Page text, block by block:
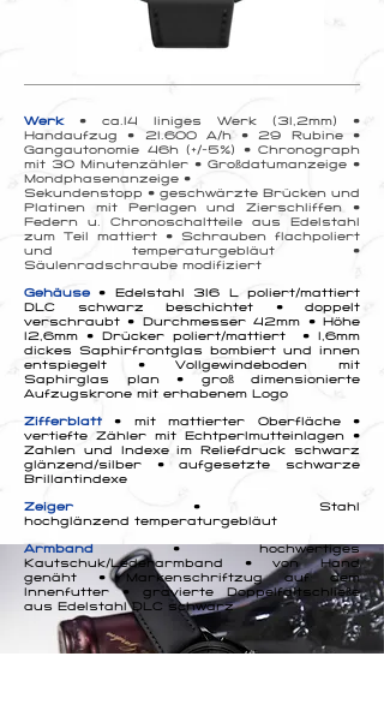
Werk• ca.14 liniges Werk (31,2mm) •
Handaufzug • 21.600 A/h • 29 Rubine •
Gangautonomie 46h (+/-5%) • Chronograph
mit 30 Minutenzähler • Großdatumanzeige •
Mondphasenanzeige •
Sekundenstopp • geschwärzte Brücken und
Platinen mit Perlagen und Zierschliffen •
Federn u. Chronoschaltteile aus Edelstahl
zum Teil mattiert • Schrauben flachpoliert
und temperaturgebläut •
Säulenradschraube modifiziert
Gehäuse • Edelstahl 316 L poliert/mattiert
DLC schwarz beschichtet • doppelt
verschraubt • Durchmesser 42mm • Höhe
12,6mm • Drücker poliert/mattiert • 1,6mm
dickes Saphirfrontglas bombiert und innen
entspiegelt • Vollgewindeboden mit
Saphirglas plan • groß dimensionierte
Aufzugskrone mit erhabenem Logo
Zifferblatt • mit mattierter Oberfläche •
vertiefte Zähler mit Echtperlmutteinlagen •
Zahlen und Indexe im Reliefdruck schwarz
glänzend/silber • aufgesetzte schwarze
Brillantindexe
Zeiger • Stahl
hochglänzend temperaturgebläut
Armband
• hochwertiges
Kautschuk/Lederarmband • von Hand
genäht • Markenschriftzug auf dem
Innenfutter • gravierte Doppelfaltschließe
aus Edelstahl DLC schwarz